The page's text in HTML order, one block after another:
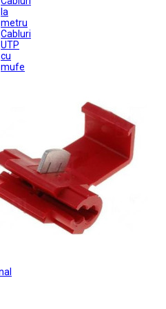
la
metru
Cabluri
UTP
cu
mufe